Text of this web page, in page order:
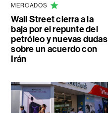
MERCADOS
Wall Street cierra a la
baja por el repunte del
petróleo y nuevas dudas
sobre un acuerdo con
Irán